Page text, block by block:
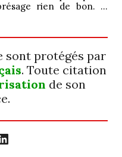
rien de bon. …
! grand…
sont protégés par
. Toute citation
de son
twitter.com/
www.linkedin.com/in/cecyle-jung-cyjung/